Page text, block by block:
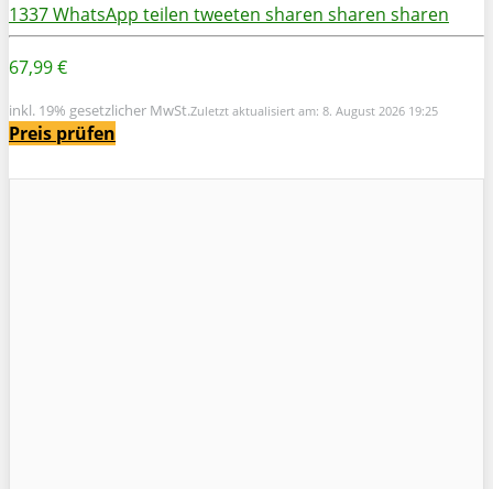
1337WhatsApp teilen tweeten sharen sharen sharen
67,99 €
inkl. 19% gesetzlicher MwSt.Zuletzt aktualisiert am: 8. August 2026 19:25
Preis prüfen